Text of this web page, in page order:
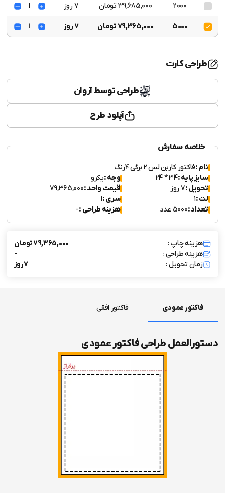
2000 39,685,000 تومان 7 روز 1
5000 79,365,000 تومان 7 روز 1
طراحی کارت
طراحی توسط آروان
آپلود طرح
خلاصه سفارش
نام :فاکتور کاربن لس 2 برگی 4رنگ
سایز پایه :34 * 24 وجه :یکرو
تحویل :7 روز قیمت واحد :79,365,000
لت :۱ سری :1
تعداد :5000 عدد هزینه طراحی :-
هزینه چاپ :
79,365,000 تومان
هزینه طراحی :
-
زمان تحویل :
7 روز
فاکتور عمودی فاکتور افقی
دستورالعمل طراحی فاکتور عمودی